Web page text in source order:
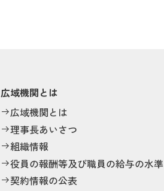
広域機関とは
広域機関とは
理事長あいさつ
組織情報
役員の報酬等及び職員の給与の水準
契約情報の公表